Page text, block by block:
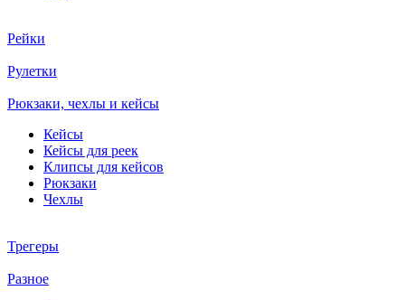
Рейки
Рулетки
Рюкзаки, чехлы и кейсы
Кейсы
Кейсы для реек
Клипсы для кейсов
Рюкзаки
Чехлы
Трегеры
Разное